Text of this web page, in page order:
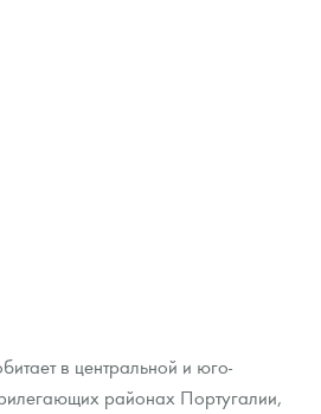
в центральной и юго-
районах Португалии,